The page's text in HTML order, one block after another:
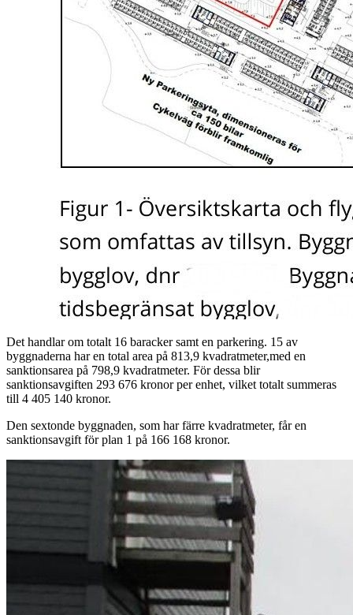
Det handlar om totalt 16 baracker samt en parkering. 15 av
byggnaderna har en total area på 813,9 kvadratmeter,med en
sanktionsarea på 798,9 kvadratmeter. För dessa blir
sanktionsavgiften 293 676 kronor per enhet, vilket totalt summeras
till 4 405 140 kronor.
Den sextonde byggnaden, som har färre kvadratmeter, får en
sanktionsavgift för plan 1 på 166 168 kronor.